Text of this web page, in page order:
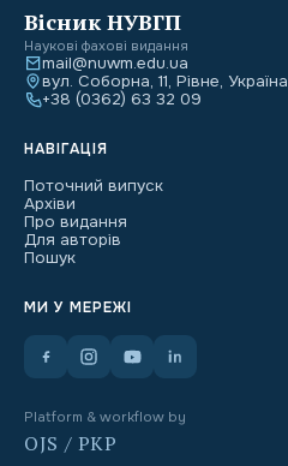
Вісник НУВГП
Наукові фахові видання
mail@nuwm.edu.ua
вул. Соборна, 11, Рівне, Україна
+38 (0362) 63 32 09
НАВІГАЦІЯ
Поточний випуск
Архіви
Про видання
Для авторів
Пошук
МИ У МЕРЕЖІ
Platform & workflow by
OJS / PKP